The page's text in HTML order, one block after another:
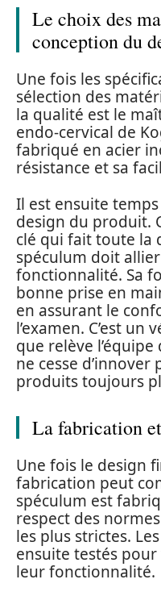
Le choix des
conception du
Une fois les
sélection des
la qualité est le
endo-cervical de
fabriqué en acier
résistance et sa
Il est ensuite
design du produit.
clé qui fait toute la
spéculum doit
fonctionnalité. Sa
bonne prise en
en assurant le
l’examen. C’est
que relève
ne cesse
produits toujours
La fabrication
Une fois le design
fabrication peut
spéculum est
respect des
les plus strictes.
ensuite testés
leur fonctionnalité.